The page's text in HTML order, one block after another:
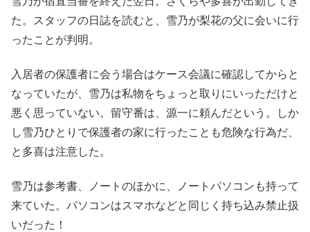
た。スタッフの日誌を読むと、雪乃が梨花の父に会いに行
ったことが判明。
入居者の保護者に会う場合はケース会議に確認してからと
なっていたが、雪乃は私物をちょっと取りにいっただけと
悪く思っていない。留守番は、源一に頼んだという。しか
し雪乃ひとりで保護者の家に行ったことも危険な行為だ、
と多喜は注意した。
雪乃は参考書、ノートのほかに、ノートパソコンも持って
来ていた。パソコンはスマホなどと同じく持ち込み禁止扱
いだった！